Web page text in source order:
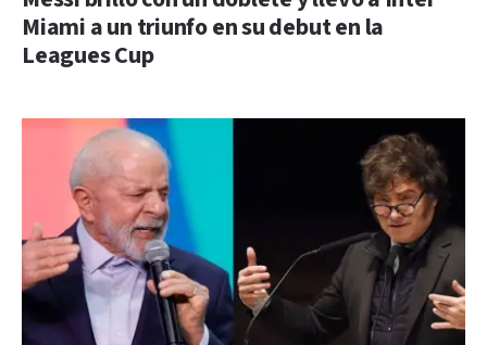
Miami a un triunfo en su debut en la
Leagues Cup